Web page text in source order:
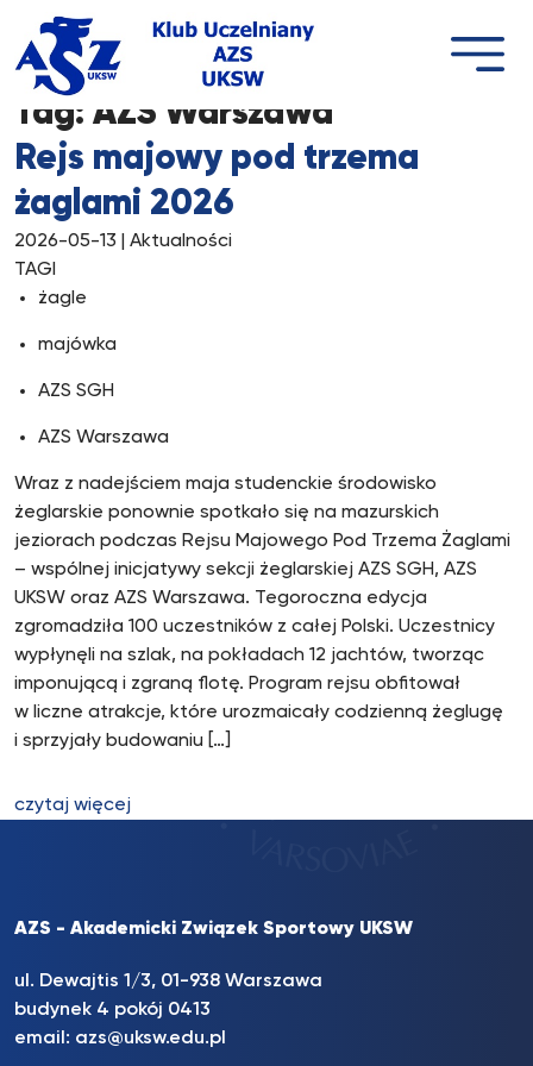
Przejdź
treści
Tag: AZS Warszawa
Rejs majowy pod trzema
żaglami 2026
2026-05-13 | Aktualności
TAGI
żagle
majówka
AZS SGH
AZS Warszawa
Wraz z nadejściem maja studenckie środowisko
żeglarskie ponownie spotkało się na mazurskich
jeziorach podczas Rejsu Majowego Pod Trzema Żaglami
– wspólnej inicjatywy sekcji żeglarskiej AZS SGH, AZS
UKSW oraz AZS Warszawa. Tegoroczna edycja
zgromadziła 100 uczestników z całej Polski. Uczestnicy
wypłynęli na szlak, na pokładach 12 jachtów, tworząc
imponującą i zgraną flotę. Program rejsu obfitował
w liczne atrakcje, które urozmaicały codzienną żeglugę
i sprzyjały budowaniu […]
czytaj więcej
AZS - Akademicki Związek Sportowy UKSW
ul. Dewajtis 1/3, 01-938 Warszawa
budynek 4 pokój 0413
email: azs@uksw.edu.pl